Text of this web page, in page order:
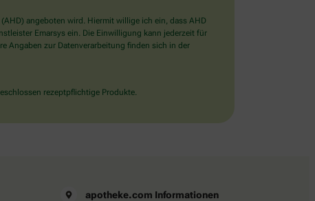
angeboten wird. Hiermit willige ich ein, dass AHD
Emarsys ein. Die Einwilligung kann jederzeit für
Angaben zur Datenverarbeitung finden sich in der
rezeptpflichtige Produkte.
apotheke.com Informationen